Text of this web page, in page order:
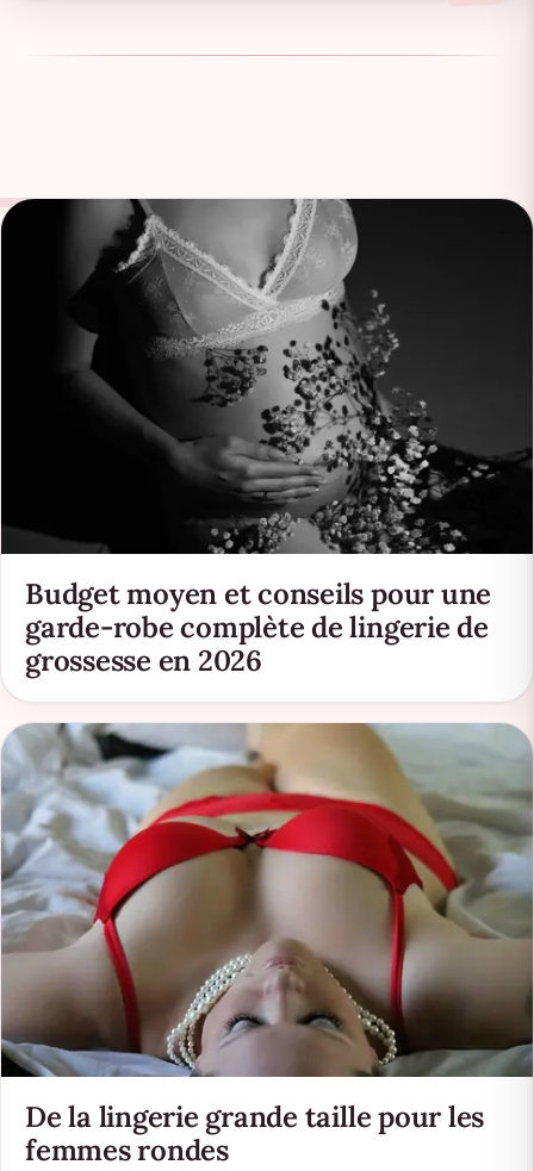
Budget moyen et conseils pour une
garde-robe complète de lingerie de
grossesse en 2026
De la lingerie grande taille pour les
femmes rondes